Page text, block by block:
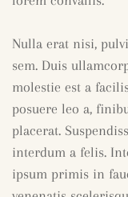
Nulla erat nisi,
sem. Duis
molestie est a
posuere leo a,
placerat.
interdum a felis.
ipsum primis in